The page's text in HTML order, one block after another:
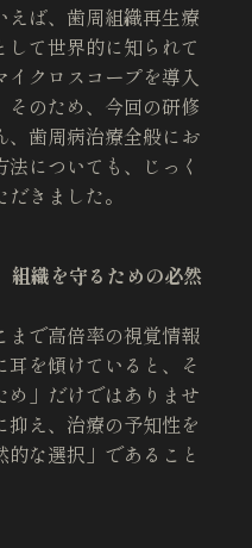
えば、歯周組織再生療
て世界的に知られて
クロスコープを導入
そのため、今回の研修
、歯周病治療全般にお
についても、じっく
きました。
組織を守るための必然
まで高倍率の視覚情報
を傾けていると、そ
め」だけではありませ
え、治療の予知性を
な選択」であること